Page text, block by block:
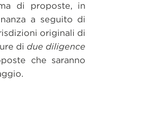
di proposte, in
a seguito di
originali di
di due diligence
che saranno